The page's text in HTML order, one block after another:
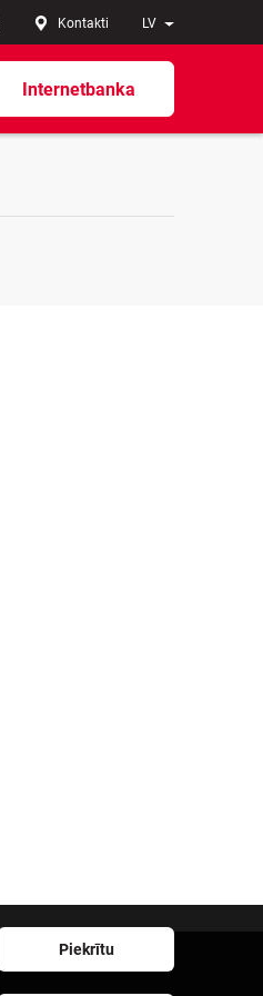
LV
Kontakti
Internetbanka
Piekrītu